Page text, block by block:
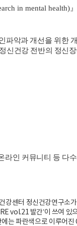
in mental health)
파악과 개선을 위한
신건강 전반의 정신
라인 커뮤니티 등 다